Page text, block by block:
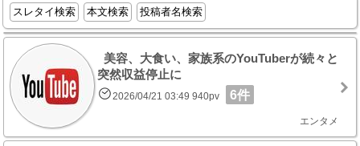
スレタイ検索 本文検索 投稿者名検索
美容、大食い、家族系のYouTuberが続々と
突然収益停止に
2026/04/21 03:49 940pv 6件
エンタメ